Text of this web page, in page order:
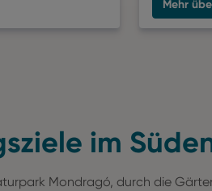
Mehr
im
Mondragó, durch die